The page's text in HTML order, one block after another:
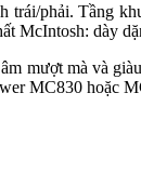
phải. Tầng
McIntosh: dày
mượt mà và
MC830 hoặc